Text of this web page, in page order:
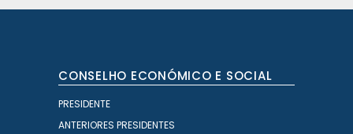
CONSELHO ECONÓMICO E SOCIAL
PRESIDENTE
ANTERIORES PRESIDENTES